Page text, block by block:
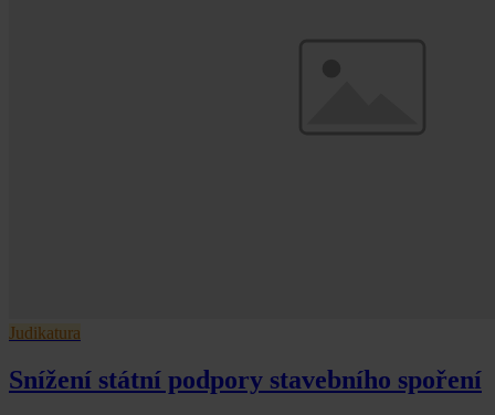
Judikatura
Snížení státní podpory stavebního spoření